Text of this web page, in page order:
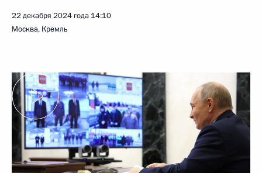
22 декабря 2024 года 14:10
Москва, Кремль